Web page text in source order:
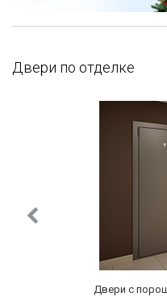
Двери по отделке
Двери с